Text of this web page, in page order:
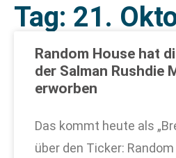
Tag: 21.
Random House hat
der Salman Rushdie
erworben
Das kommt heute als
über den Ticker: Random